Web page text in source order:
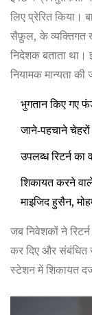
जिससे कई लोग बड़े
लिए प्रेरित किया।
सैफ़ुल, के व्यक्तिगत
निदेशक बताता था।
नियामक मान्यता
भुगतान किए गए
जाने‑पहचाने
उपलब्ध रिटर्न का
शिकायत करने
माइजिद हुसैन,
जब निवेशकों ने
कर दिए और संबंधित
स्टेशन में शिकायत